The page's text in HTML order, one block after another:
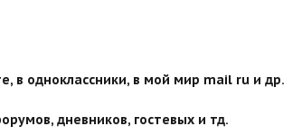
в одноклассники, в мой мир mail ru и др.
дневников, гостевых и тд.